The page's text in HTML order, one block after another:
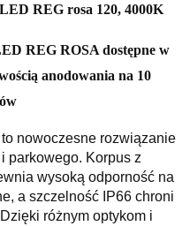
REG rosa 120, 4000K
REG ROSA dostępne w
anodowania na 10
nowoczesne rozwiązanie
parkowego. Korpus z
wysoką odporność na
a szczelność IP66 chroni
różnym optykom i